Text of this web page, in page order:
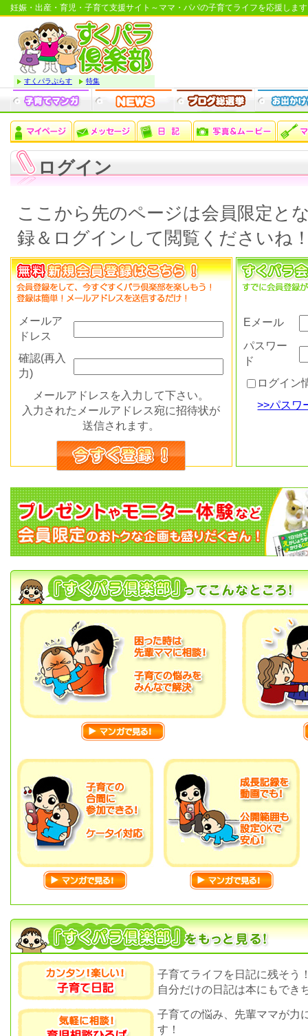
妊娠・出産・育児・子育て支援サイト～ママ・パパの子育てライフを応援しま
すくパラぷらす 特集
ログイン
ここから先のページは会員限定と
録＆ログインして閲覧くださいね
メールア
ドレス
確認(再入
力)
メールアドレスを入力して下さい。
入力されたメールアドレス宛に招待状が
送信されます。
Eメール
パスワー
ド
ログイン
>>パスワ
子育てライフを日記に残そう
自分だけの日記は本にもでき
子育ての悩み、先輩ママが力
す！